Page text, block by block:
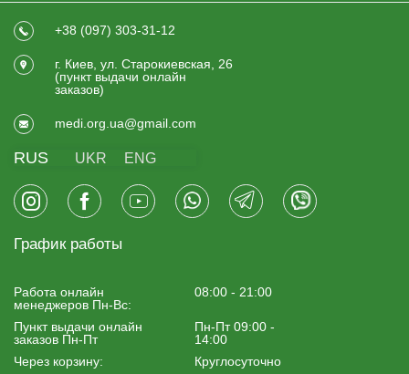
+38 (097) 303-31-12
г. Киев, ул. Старокиевская, 26
(пункт выдачи онлайн
заказов)
medi.org.ua@gmail.com
RUS UKR ENG
График работы
Работа онлайн
менеджеров Пн-Вс:
08:00 - 21:00
Пункт выдачи онлайн
заказов Пн-Пт
Пн-Пт 09:00 -
14:00
Через корзину:
Круглосуточно